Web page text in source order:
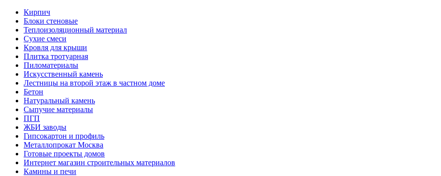
Кирпич
Блоки стеновые
Теплоизоляционный материал
Сухие смеси
Кровля для крыши
Плитка тротуарная
Пиломатериалы
Искусственный камень
Лестницы на второй этаж в частном доме
Бетон
Натуральный камень
Сыпучие материалы
ПГП
ЖБИ заводы
Гипсокартон и профиль
Металлопрокат Москва
Готовые проекты домов
Интернет магазин строительных материалов
Камины и печи